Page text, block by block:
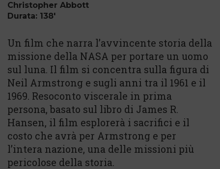
Christopher Abbott
Durata: 138'
Un film che narra l’avvincente storia della
missione della NASA per portare un uomo
sul luna. Il film si concentra sulla figura di
Neil Armstrong e sugli anni tra il 1961 e il
1969. Resoconto viscerale in prima
persona, basato sul libro di James R.
Hansen, il film esplorerà i sacrifici e il
costo che avrà per Armstrong e per
l’intera nazione, una delle missioni più
pericolose della storia.